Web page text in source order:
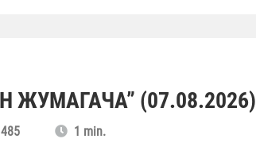
ЖУМАГАЧА” (07.08.2026)
1 min.